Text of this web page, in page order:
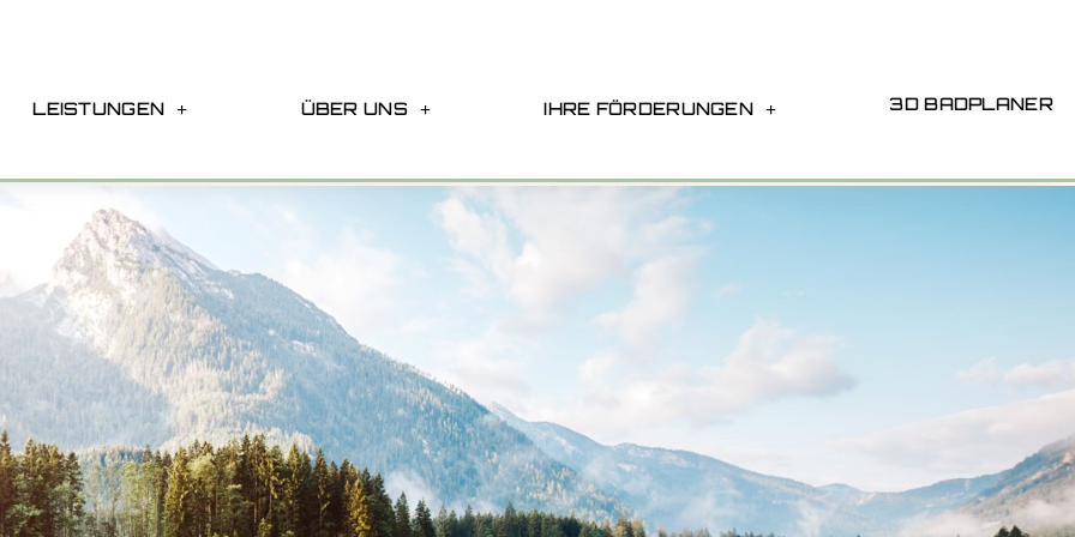
LEISTUNGEN ÜBER UNS IHRE FÖRDERUNGEN 3D BADPLANER